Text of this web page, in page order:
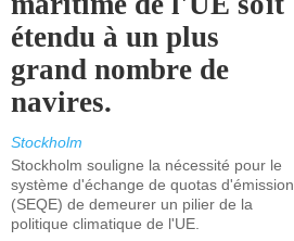
étendu à un plus
grand nombre de
navires.
Stockholm
Stockholm souligne la nécessité pour le
système d'échange de quotas d'émission
(SEQE) de demeurer un pilier de la
politique climatique de l'UE.